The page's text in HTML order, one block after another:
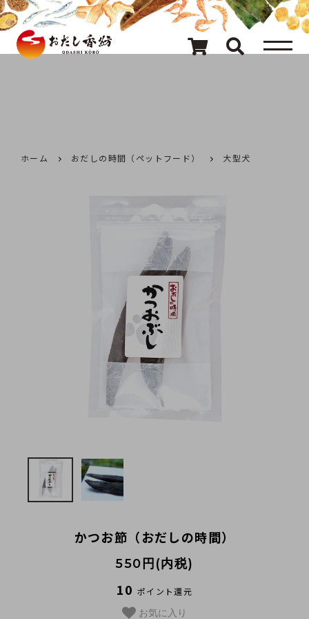
メニュー
80種類のおだし
カートを見る
会員ページにログイン
お買い物ガイド
お問い合わせ
ホーム おだしの時間（ペットフード） 大型犬
かつお節（おだしの時間）
550円(内税)
10 ポイント還元
お気に入り